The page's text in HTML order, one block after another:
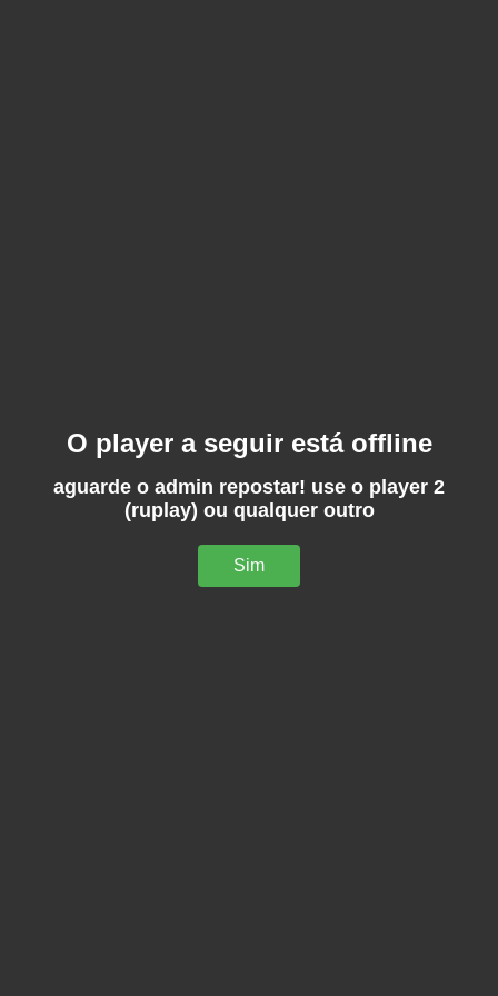
O player a seguir está offline
aguarde o admin repostar! use o player 2
(ruplay) ou qualquer outro
Sim